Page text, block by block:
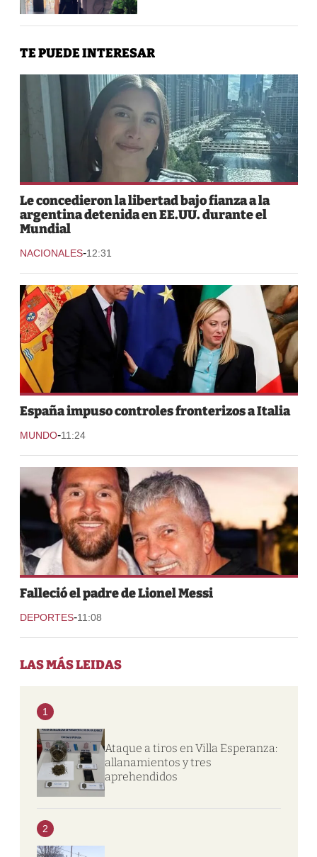
TE PUEDE INTERESAR
Le concedieron la libertad bajo fianza a la
argentina detenida en EE.UU. durante el
Mundial
NACIONALES-12:31
España impuso controles fronterizos a Italia
MUNDO-11:24
Falleció el padre de Lionel Messi
DEPORTES-11:08
LAS MÁS LEIDAS
1
Ataque a tiros en Villa Esperanza:
allanamientos y tres
aprehendidos
2